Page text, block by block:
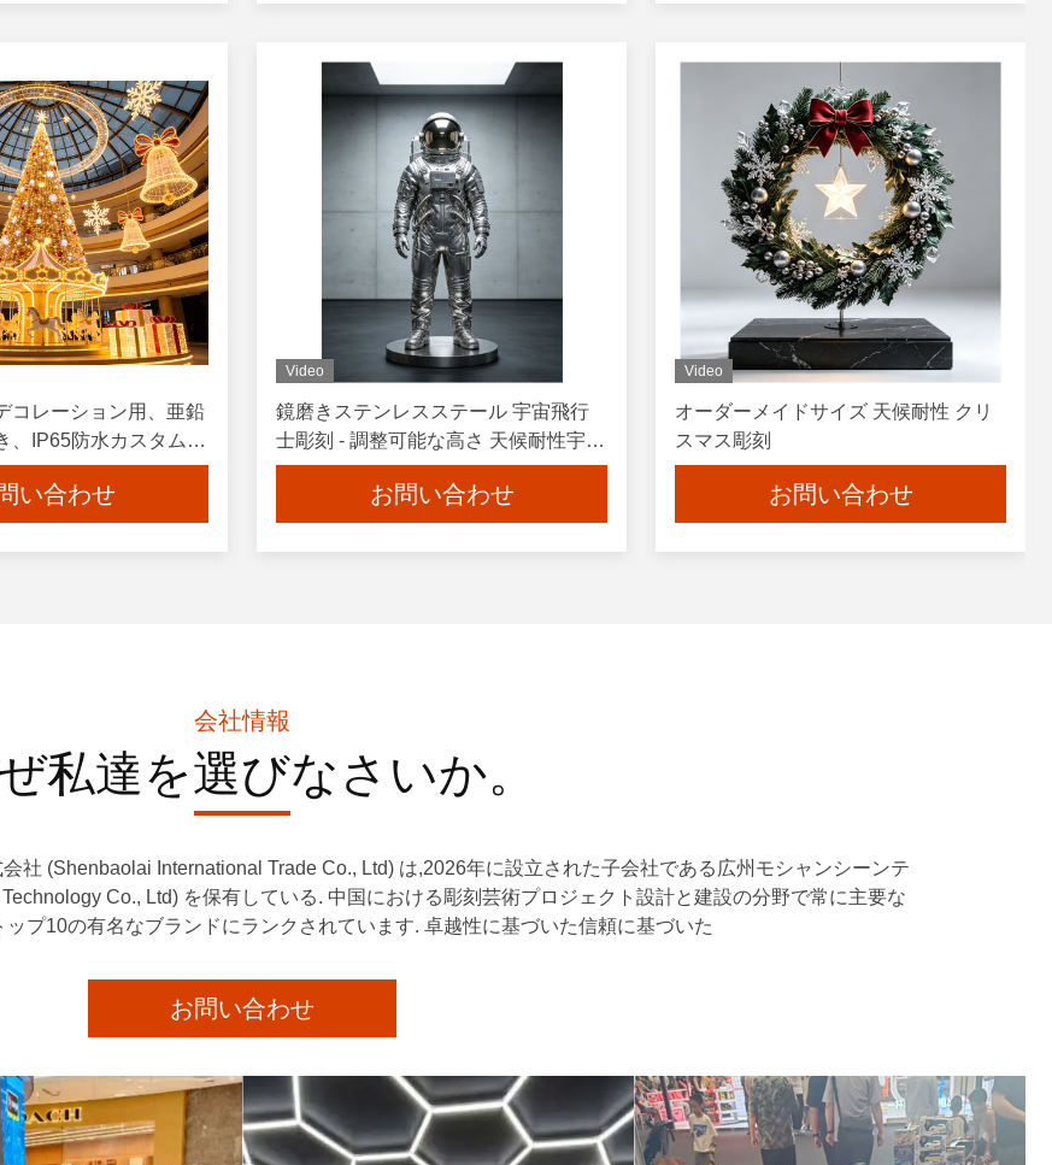
コレーション用、亜鉛
、IP65防水カスタム
マスライト彫刻
い合わせ
Video
鏡磨きステンレスステール 宇宙飛行
士彫刻 - 調整可能な高さ 天候耐性宇宙
人像
お問い合わせ
Video
オーダーメイドサイズ 天候耐性 クリ
スマス彫刻
お問い合わせ
会社情報
私達を選びなさいか。
社 (Shenbaolai International Trade Co., Ltd) は,2026年に設立された子会社である広州モシャンシーンテ
Co., Ltd) を保有している. 中国における彫刻芸術プロジェクト設計と建設の分野で常に主要な
プ10の有名なブランドにランクされています. 卓越性に基づいた信頼に基づいた
お問い合わせ